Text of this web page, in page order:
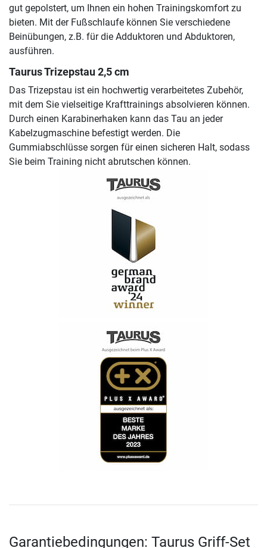
gut gepolstert, um Ihnen ein hohen Trainingskomfort zu
bieten. Mit der Fußschlaufe können Sie verschiedene
Beinübungen, z.B. für die Adduktoren und Abduktoren,
ausführen.
Taurus Trizepstau 2,5 cm
Das Trizepstau ist ein hochwertig verarbeitetes Zubehör,
mit dem Sie vielseitige Krafttrainings absolvieren können.
Durch einen Karabinerhaken kann das Tau an jeder
Kabelzugmaschine befestigt werden. Die
Gummiabschlüsse sorgen für einen sicheren Halt, sodass
Sie beim Training nicht abrutschen können.
Garantiebedingungen: Taurus Griff-Set